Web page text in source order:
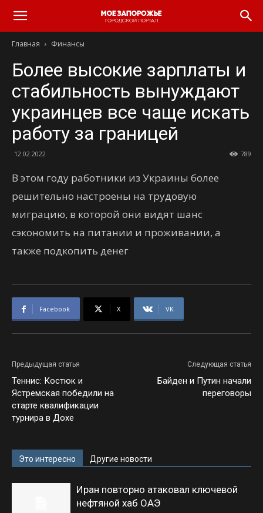
Главная Финансы
Более высокие зарплаты и
стабильность вынуждают
украинцев все чаще искать
работу за границей
12.02.2022 789
В этом году работники из Украины более
решительно настроены на трудовую
миграцию, в которой они видят шанс
сэкономить на питании и проживании, а
также подкопить денег
Facebook X VK
Предыдущая статья
Теннис: Костюк и
Ястремская победили на
старте квалификации
турнира в Дохе
Следующая статья
Байден и Путин начали
переговоры
Это интересно Другие новости
Иран повторно атаковал ключевой
нефтяной хаб ОАЭ